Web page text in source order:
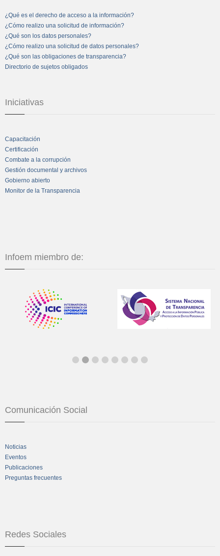
¿Qué es el derecho de acceso a la información?
¿Cómo realizo una solicitud de información?
¿Qué son los datos personales?
¿Cómo realizo una solicitud de datos personales?
¿Qué son las obligaciones de transparencia?
Directorio de sujetos obligados
Iniciativas
Capacitación
Certificación
Combate a la corrupción
Gestión documental y archivos
Gobierno abierto
Monitor de la Transparencia
Infoem miembro de:
Comunicación Social
Noticias
Eventos
Publicaciones
Preguntas frecuentes
Redes Sociales